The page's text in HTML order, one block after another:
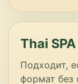
Thai
Подходит,
формат без